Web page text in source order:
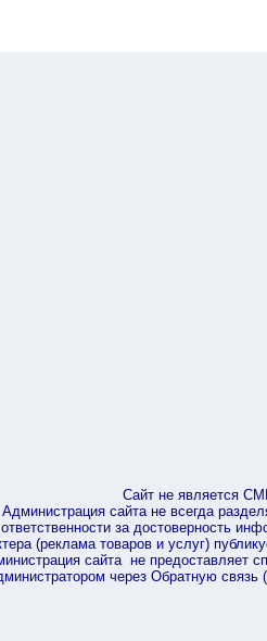
Сайт не является
Администрация сайта не всегда
за достоверность
(реклама товаров и услуг)
сайта не предоставляет
через Обратную связь